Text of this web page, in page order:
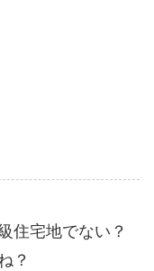
住宅地でない？
？